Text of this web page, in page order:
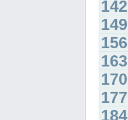
142
149
156
163
170
177
184